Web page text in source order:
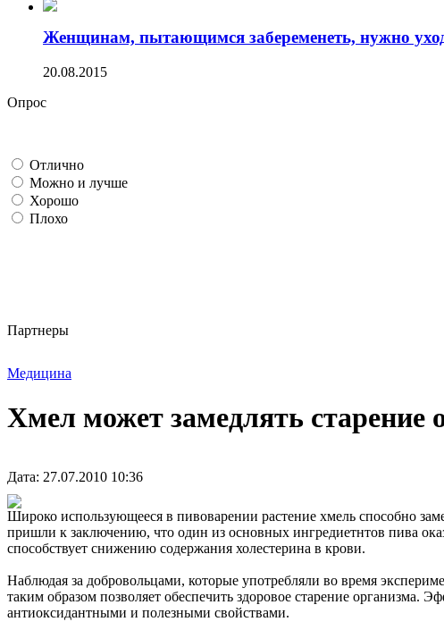
Женщинам, пытающимся забеременеть, нужно
20.08.2015
Опрос
Отлично
Можно и лучше
Хорошо
Плохо
Партнеры
Медицина
Хмел может замедлять старение
Дата: 27.07.2010 10:36
Широко использующееся в пивоварении растение хмель способно
пришли к заключению, что один из основных ингредиетнтов пива
способствует снижению содержания холестерина в крови.
Наблюдая за добровольцами, которые употребляли во время
таким образом позволяет обеспечить здоровое старение
антиоксидантными и полезными свойствами.